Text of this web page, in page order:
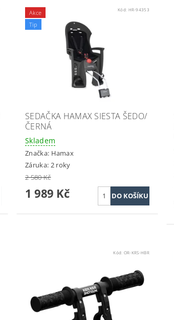
Akce
Tip
Kód: HR-94353
SEDAČKA HAMAX SIESTA ŠEDO/
ČERNÁ
Skladem
Značka: Hamax
Záruka: 2 roky
2 580 Kč
1 989 Kč
Kód: OR-KRS-HBR